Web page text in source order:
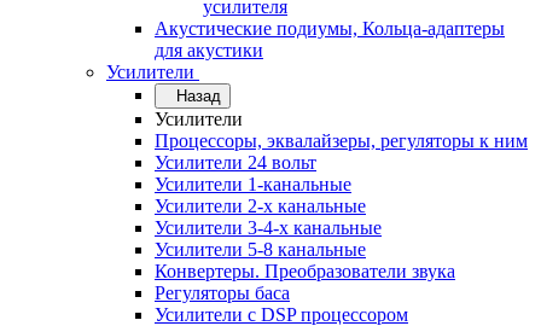
усилителя
Акустические подиумы, Кольца-адаптеры
для акустики
Усилители
Назад
Усилители
Процессоры, эквалайзеры, регуляторы к ним
Усилители 24 вольт
Усилители 1-канальные
Усилители 2-х канальные
Усилители 3-4-х канальные
Усилители 5-8 канальные
Конвертеры. Преобразователи звука
Регуляторы баса
Усилители с DSP процессором